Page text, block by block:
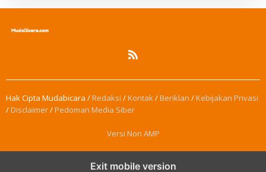
Hak Cipta Mudabicara /Redaksi /Kontak/Beriklan /Kebijakan Privasi
/Disclaimer/Pedoman Media Siber
Versi Non AMP
Exit mobile version